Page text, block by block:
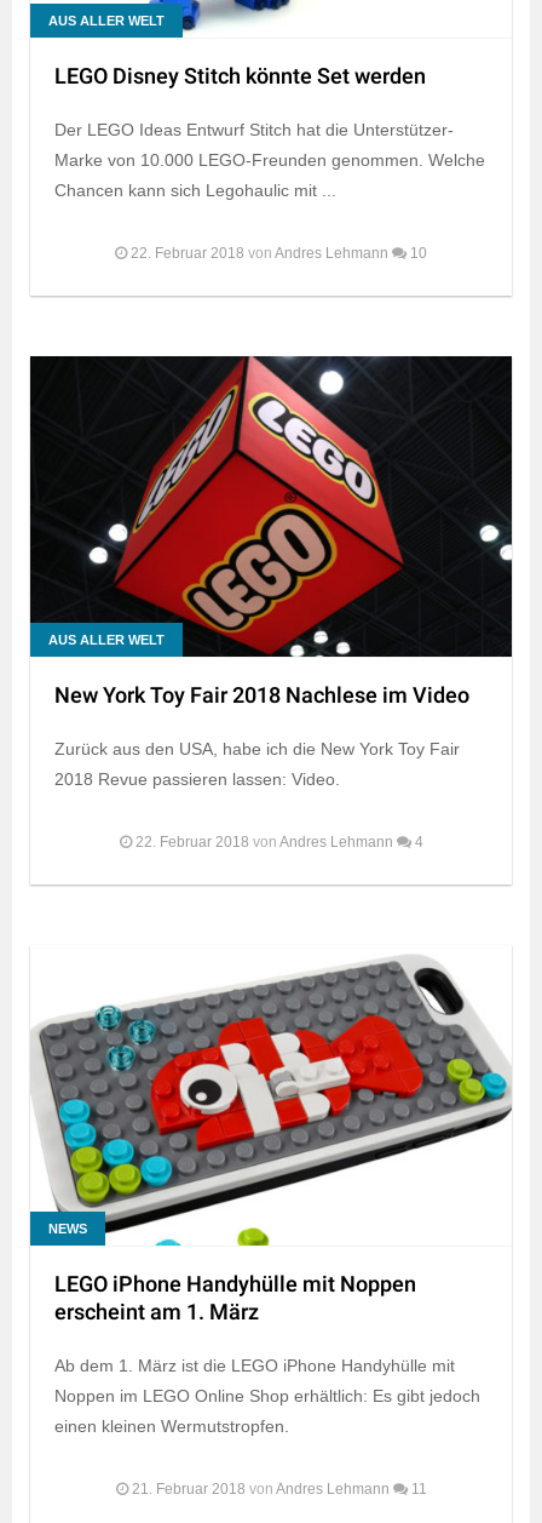
AUS ALLER WELT
LEGO Disney Stitch könnte Set werden
Der LEGO Ideas Entwurf Stitch hat die Unterstützer-
Marke von 10.000 LEGO-Freunden genommen. Welche
Chancen kann sich Legohaulic mit ...
22. Februar 2018 von Andres Lehmann 10
AUS ALLER WELT
New York Toy Fair 2018 Nachlese im Video
Zurück aus den USA, habe ich die New York Toy Fair
2018 Revue passieren lassen: Video.
22. Februar 2018 von Andres Lehmann 4
NEWS
LEGO iPhone Handyhülle mit Noppen
erscheint am 1. März
Ab dem 1. März ist die LEGO iPhone Handyhülle mit
Noppen im LEGO Online Shop erhältlich: Es gibt jedoch
einen kleinen Wermutstropfen.
21. Februar 2018 von Andres Lehmann 11